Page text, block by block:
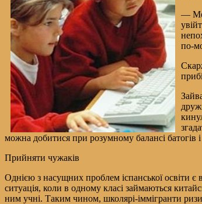
—
по-
можна добитися при розумному балансі батогів
Прийняти чужаків
Однією з насущних проблем іспанської освіти є
ситуація, коли в одному класі займаються
ним учні. Таким чином, школярі-іммігранти